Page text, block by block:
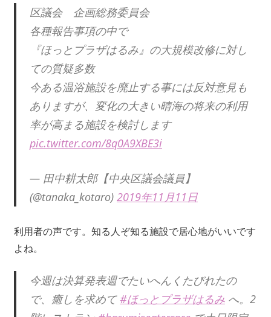
区議会 企画総務委員会
各種報告事項の中で
『ほっとプラザはるみ』の大規模改修に対し
ての質疑多数
今ある温浴施設を廃止する事には反対意見も
ありますが、変化の大きい晴海の将来の利用
率が高まる施設を検討します
pic.twitter.com/8q0A9XBE3i
— 田中耕太郎【中央区議会議員】
(@tanaka_kotaro) 2019年11月11日
利用者の声です。知る人ぞ知る施設で居心地がいいです
よね。
今週は決算発表週でたいへんくたびれたの
で、癒しを求めて#ほっとプラザはるみ へ。2